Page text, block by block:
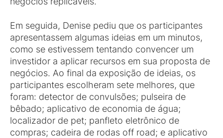
Em seguida, Denise pediu que os participantes
apresentassem algumas ideias em um minutos,
como se estivessem tentando convencer um
investidor a aplicar recursos em sua proposta de
negócios. Ao final da exposição de ideias, os
participantes escolheram sete melhores, que
foram: detector de convulsões; pulseira de
bêbado; aplicativo de economia de água;
localizador de pet; panfleto eletrônico de
compras; cadeira de rodas off road; e aplicativo